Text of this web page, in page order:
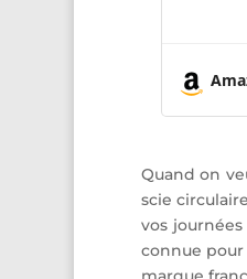
Quand on
scie
vos
connue pour